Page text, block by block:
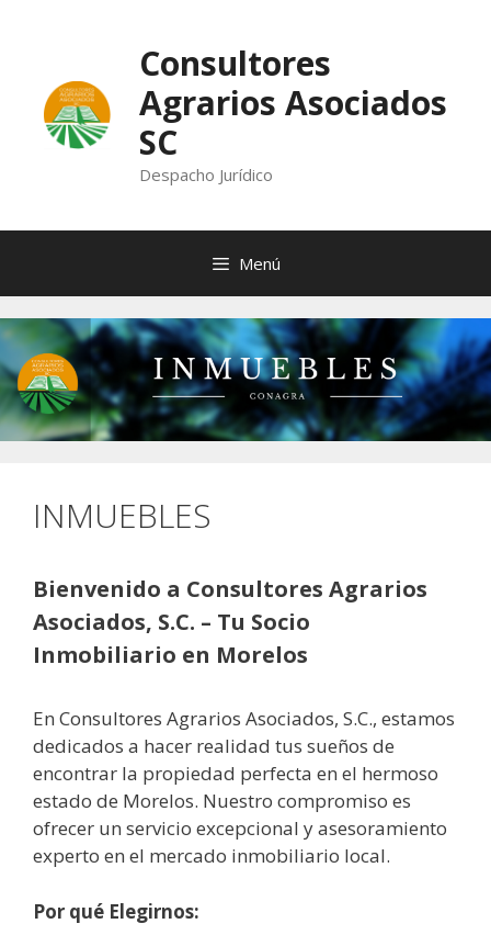
Consultores
Agrarios Asociados
SC
Despacho Jurídico
Menú
INMUEBLES
Bienvenido a Consultores Agrarios
Asociados, S.C. – Tu Socio
Inmobiliario en Morelos
En Consultores Agrarios Asociados, S.C., estamos
dedicados a hacer realidad tus sueños de
encontrar la propiedad perfecta en el hermoso
estado de Morelos. Nuestro compromiso es
ofrecer un servicio excepcional y asesoramiento
experto en el mercado inmobiliario local.
Por qué Elegirnos: